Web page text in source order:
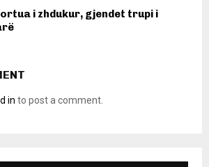
i zhdukur, gjendet trupi i
in to post a comment.